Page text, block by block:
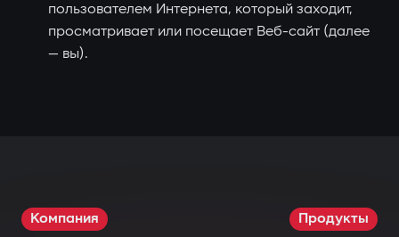
пользователем Интернета, который заходит,
просматривает или посещает Веб-сайт (далее
— вы).
Компания Продукты